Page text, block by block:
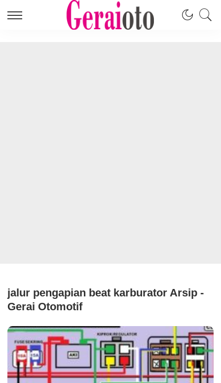
jalur pengapian beat karburator Arsip -
Gerai Otomotif